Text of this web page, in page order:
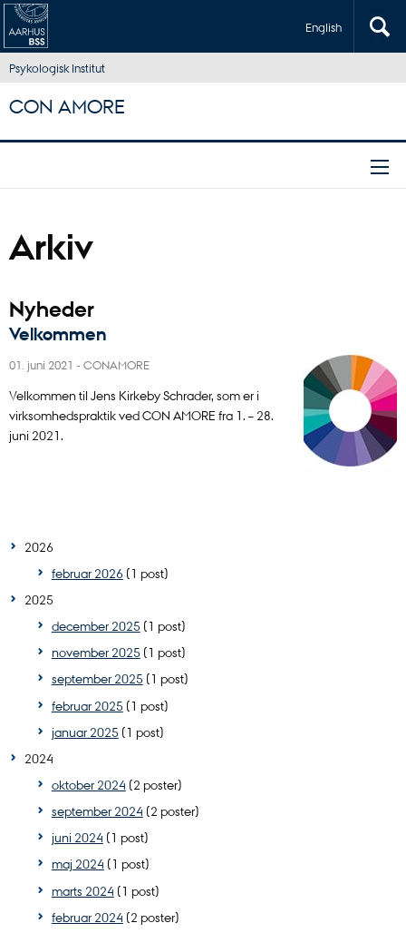
English
Psykologisk Institut
CON AMORE
Arkiv
Nyheder
Velkommen
01. juni 2021 - CONAMORE
Velkommen til Jens Kirkeby Schrader, som er i
virksomhedspraktik ved CON AMORE fra 1. – 28.
juni 2021.
2026
februar 2026 (1 post)
2025
december 2025 (1 post)
november 2025 (1 post)
september 2025 (1 post)
februar 2025 (1 post)
januar 2025 (1 post)
2024
oktober 2024 (2 poster)
september 2024 (2 poster)
juni 2024 (1 post)
maj 2024 (1 post)
marts 2024 (1 post)
februar 2024 (2 poster)